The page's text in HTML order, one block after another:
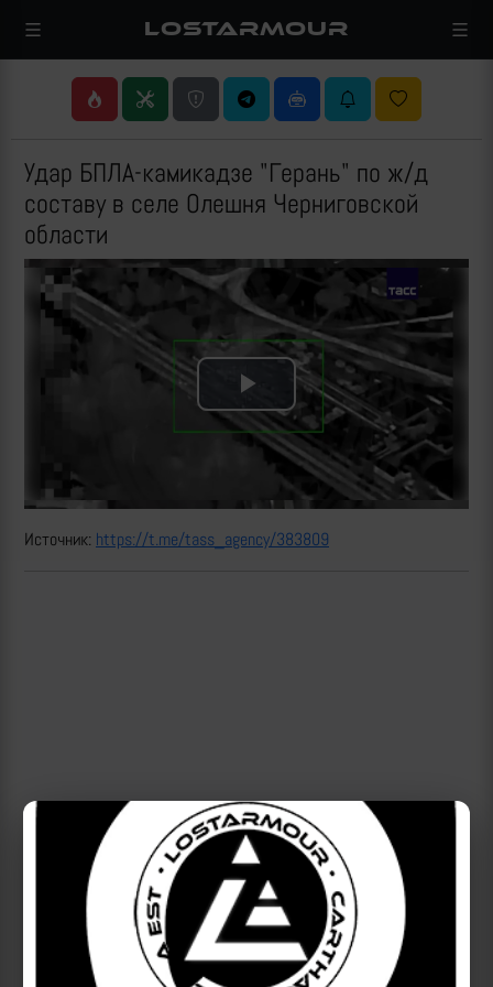
LOSTARMOUR
Удар БПЛА-камикадзе "Герань" по ж/д
составу в селе Олешня Черниговской
области
Play
Video
Источник: https://t.me/tass_agency/383809